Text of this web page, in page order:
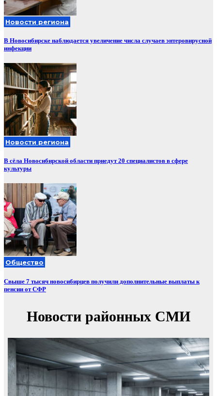
Новости региона
В Новосибирске наблюдается увеличение числа случаев энтеровирусной
инфекции
Новости региона
В сёла Новосибирской области приедут 20 специалистов в сфере
культуры
Общество
Свыше 7 тысяч новосибирцев получили дополнительные выплаты к
пенсии от СФР